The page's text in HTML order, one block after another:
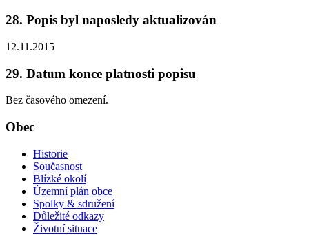
28. Popis byl naposledy aktualizován
12.11.2015
29. Datum konce platnosti popisu
Bez časového omezení.
Obec
Historie
Současnost
Blízké okolí
Územní plán obce
Spolky & sdružení
Důležité odkazy
Životní situace